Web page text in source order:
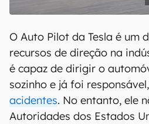
O Auto Pilot da Tesla é um
recursos de direção na
é capaz de dirigir o
sozinho e já foi
acidentes. No entanto, ele
Autoridades dos Estados